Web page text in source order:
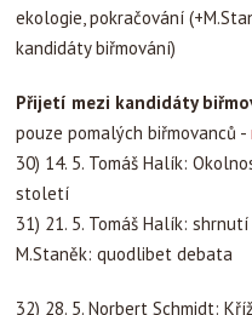
ekologie, pokračování
kandidáty biřmování)
Přijetí mezi kandidáty
pouze pomalých biřmovanců -
30) 14. 5. Tomáš Halík:
století
31) 21. 5. Tomáš Halík:
M.Staněk: quodlibet debata
32) 28. 5. Norbert Schmidt: